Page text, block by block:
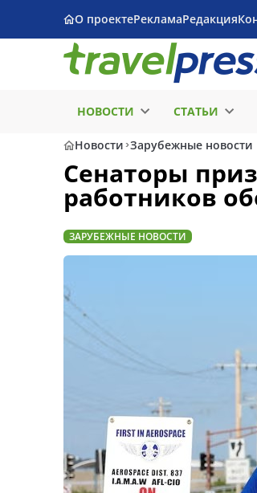
О проектеРекламаРедакция
НОВОСТИ СТАТЬИ
Новости Зарубежные новости
Сенаторы
работников
ЗАРУБЕЖНЫЕ НОВОСТИ